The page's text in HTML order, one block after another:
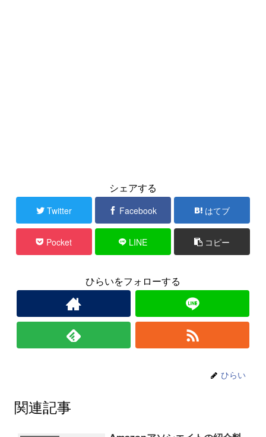
シェアする
Twitter Facebook はてブ
Pocket LINE コピー
ひらいをフォローする
ひらい
関連記事